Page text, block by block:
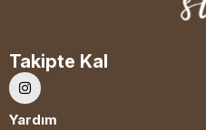
Takipte Kal
Yardım